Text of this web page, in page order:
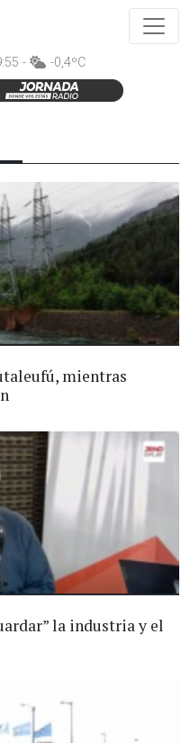
- -0,4ºC
mientras
la industria y el